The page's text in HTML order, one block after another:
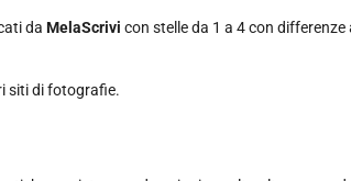
da MelaScrivi con stelle da 1 a 4 con
siti di fotografie.